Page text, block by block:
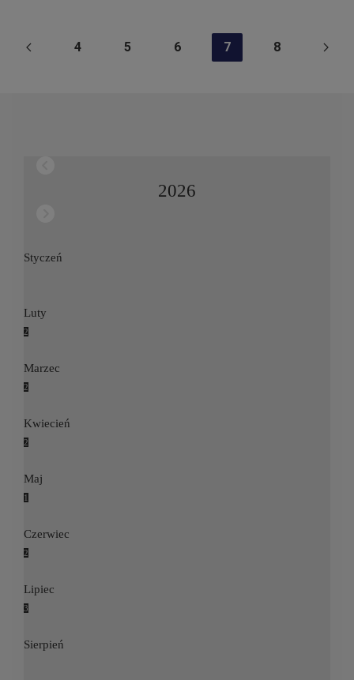
4 5 6 7 8
2026
Styczeń
Luty
2
Marzec
2
Kwiecień
2
Maj
1
Czerwiec
2
Lipiec
3
Sierpień